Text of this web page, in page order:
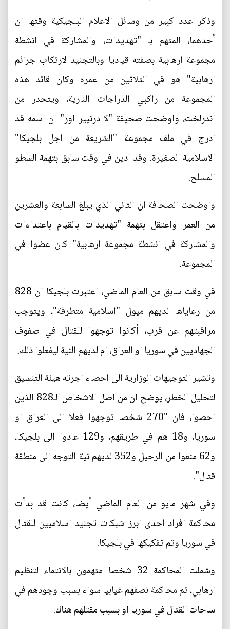
وذكر عدد كبير من وسائل الاعلام البلجيكية وقتها ان
أحدهما، المتهم بـ "تهديدات، والمشاركة في انشطة
مجموعة ارهابية بصفته قياديا وبالتجنيد لارتكاب جرائم
ارهابية" هو في الثلاثين من عمره وكان قائد هذه
المجموعة من راكبي الدراجات النارية، ويتحدر من
اندرلخت، واوضحت صحيفة "لا درنيير اور" ان اسمه قد
ادرج في ملف مجموعة "الشريعة من اجل بلجيكا"
الاسلامية الصغيرة. وقد ادين في وقت سابق بتهمة السطو
المسلح.
واوضحت الصحافة ان الثاني الذي يبلغ السابعة والعشرين
من العمر واعتقل بتهمة "تهديدات بالقيام باعتداءات
والمشاركة في انشطة مجموعة ارهابية" كان عضوا في
المجموعة.
في وقت سابق من العام الماضي، اعتبرت بلجيكا ان 828
من رعاياها لديهم ميول "اسلامية متطرفة"، ويتوجب
مراقبتهم عن قرب، أكانوا توجهوا للقتال في صفوف
الجهاديين في سوريا او العراق، ام لديهم النية ليفعلوا ذلك.
وتشير التوجيهات الوزارية الى احصاء اجرته هيئة التنسيق
لتحليل الخطر، يوضح ان من اصل الاشخاص الـ828 الذين
احصوا، فان "270 شخصا توجهوا فعلا الى العراق او
سوريا، و18 هم في طريقهم، و129 عادوا الى بلجيكا،
و62 منعوا من الرحيل و352 لديهم نية التوجه الى منطقة
قتال".
وفي شهر مايو من العام الماضي أيضا، كانت قد بدأت
محاكمة افراد احدى ابرز شبكات تجنيد اسلاميين للقتال
في سوريا وتم تفكيكها في بلجيكا.
وشملت المحاكمة 32 شخصا متهمون بالانتماء لتنظيم
ارهابي، تم محاكمة نصفهم غيابيا سواء بسبب وجودهم في
ساحات القتال في سوريا او بسبب مقتلهم هناك.